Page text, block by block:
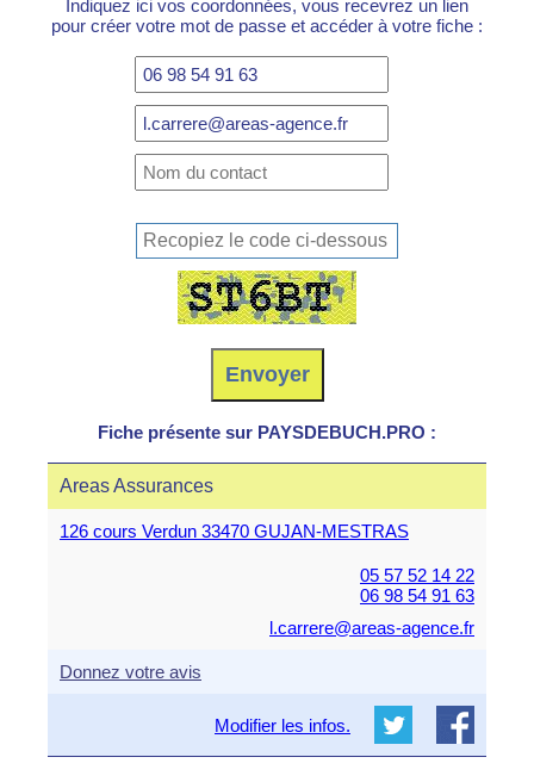
Indiquez ici vos coordonnées, vous recevrez un lien
pour créer votre mot de passe et accéder à votre fiche :
Fiche présente sur PAYSDEBUCH.PRO :
Areas Assurances
126 cours Verdun 33470 GUJAN-MESTRAS
05 57 52 14 22
06 98 54 91 63
l.carrere@areas-agence.fr
Donnez votre avis
Modifier les infos.